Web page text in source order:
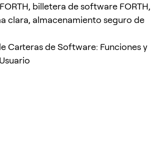
billetera de software FORTH,
clara, almacenamiento seguro de
Carteras de Software: Funciones y